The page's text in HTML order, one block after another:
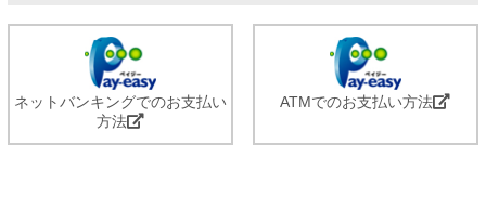
ネットバンキングでのお支払い
方法
ATMでのお支払い方法